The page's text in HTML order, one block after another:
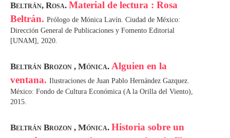
Beltrán, Rosa. Material de lectura : Rosa
Beltrán. Prólogo de Mónica Lavín. Ciudad de México:
Dirección General de Publicaciones y Fomento Editorial
[UNAM], 2020.
Beltrán Brozon , Mónica. Alguien en la
ventana. Ilustraciones de Juan Pablo Hernández Gazquez.
México: Fondo de Cultura Económica (A la Orilla del Viento),
2015.
Beltrán Brozon , Mónica. Historia sobre un